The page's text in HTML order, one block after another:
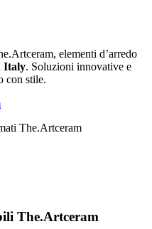
elementi d’arredo
Italy. Soluzioni innovative e
con stile.
The.Artceram